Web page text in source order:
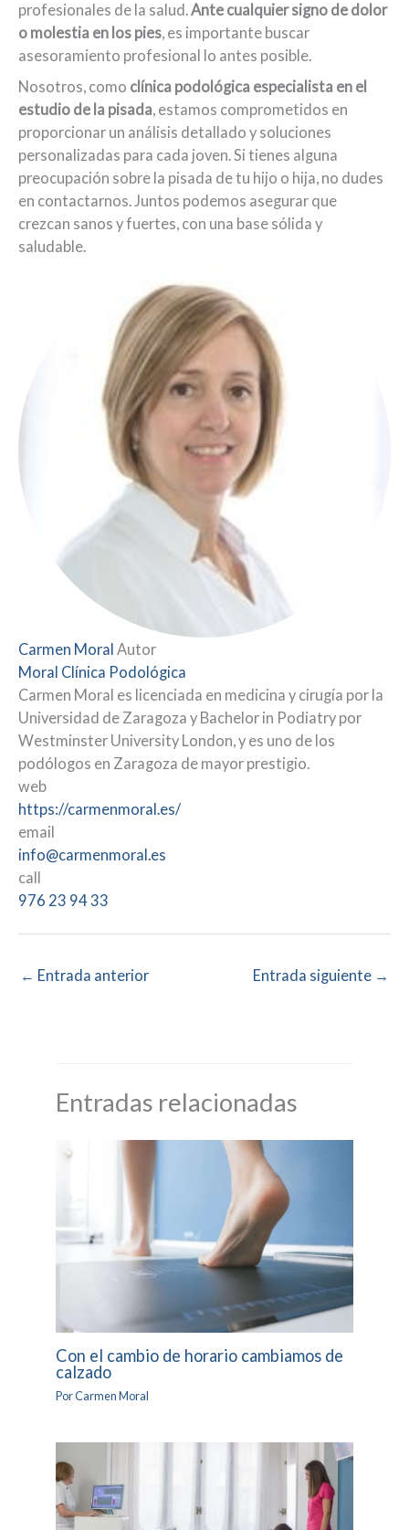
profesionales de la salud.Ante cualquier signo de dolor
o molestia en los pies, es importante buscar
asesoramiento profesional lo antes posible.
Nosotros, como clínica podológica especialista en el
estudio de la pisada , estamos comprometidos en
proporcionar un análisis detallado y soluciones
personalizadas para cada joven. Si tienes alguna
preocupación sobre la pisada de tu hijo o hija, no dudes
en contactarnos. Juntos podemos asegurar que
crezcan sanos y fuertes, con una base sólida y
saludable.
Carmen Moral Autor
Moral Clínica Podológica
Carmen Moral es licenciada en medicina y cirugía por la
Universidad de Zaragoza y Bachelor in Podiatry por
Westminster University London, y es uno de los
podólogos en Zaragoza de mayor prestigio.
web
https://carmenmoral.es/
email
info@carmenmoral.es
call
976 23 94 33
← Entrada anterior Entrada siguiente →
Entradas relacionadas
Con el cambio de horario cambiamos de
calzado
PorCarmen Moral